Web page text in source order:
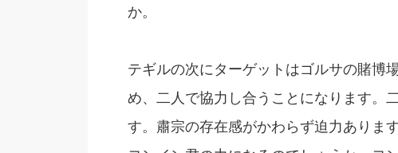
か。
テギルの次にターゲットはゴルサの賭博
め、二人で協力し合うことになります。
す。肅宗の存在感がかわらず迫力ありま